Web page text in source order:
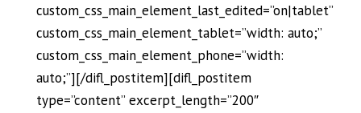
custom_css_main_element_last_edited=”on|tablet”
custom_css_main_element_tablet=”width: auto;”
custom_css_main_element_phone=”width:
auto;”][/difl_postitem][difl_postitem
type=”content” excerpt_length=”200″